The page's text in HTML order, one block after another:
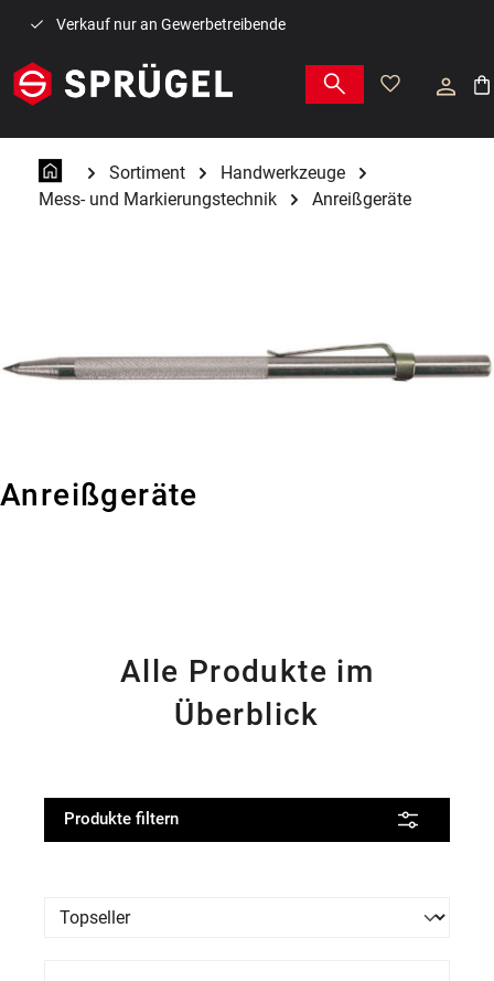
Zum Hauptinhalt springen
Verkauf nur an Gewerbetreibende
Sortiment
Handwerkzeuge
Mess- und Markierungstechnik
Anreißgeräte
Anreißgeräte
Alle Produkte im
Überblick
Produkte filtern